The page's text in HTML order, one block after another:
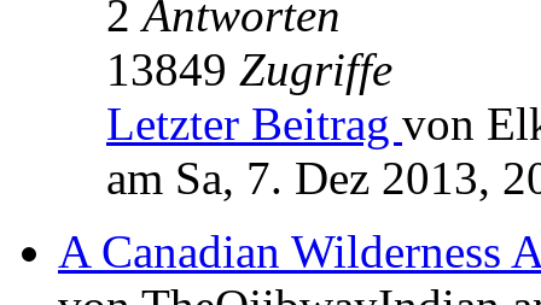
2Antworten
13849 Zugriffe
Letzter Beitrag von
am Sa, 7. Dez 2013,
A Canadian Wilderness